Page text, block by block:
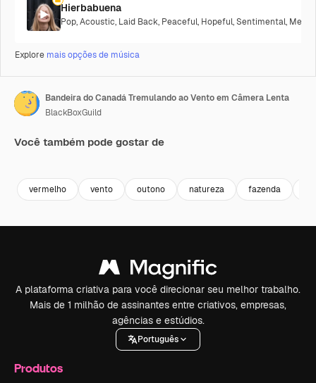
Hierbabuena
Pop,Acoustic, Laid Back, Peaceful, Hopeful,Sentimental,
Explore mais opções de música
Bandeira do Canadá Tremulando ao Vento em Câmera Lenta
BlackBoxGuild
Você também pode gostar de
vermelho vento outono natureza fazenda
A plataforma criativa para você direcionar seu melhor trabalho.
Mais de 1 milhão de assinantes entre criativos, empresas,
agências e estúdios.
Português
Produtos